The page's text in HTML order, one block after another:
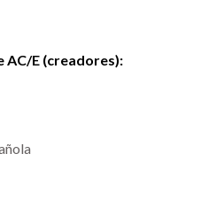
AC/E (creadores):